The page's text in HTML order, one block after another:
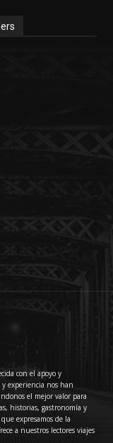
con el apoyo y
y experiencia nos han
el mejor valor para
historias, gastronomía y
expresamos de la
a nuestros lectores viajes